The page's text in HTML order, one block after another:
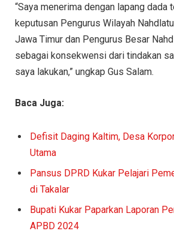
“Saya menerima dengan lapang dada
keputusan Pengurus Wilayah
Jawa Timur dan Pengurus Besar
sebagai konsekwensi dari tindakan
saya lakukan,” ungkap Gus Salam.
Baca Juga:
Defisit Daging Kaltim, Desa
Utama
Pansus DPRD Kukar Pelajari
di Takalar
Bupati Kukar Paparkan Laporan
APBD 2024